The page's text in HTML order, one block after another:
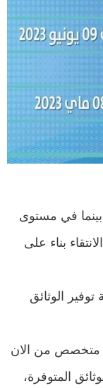
بينما في مستوى
بناء على
الوثائق
متخصص من الان
المتوفرة،